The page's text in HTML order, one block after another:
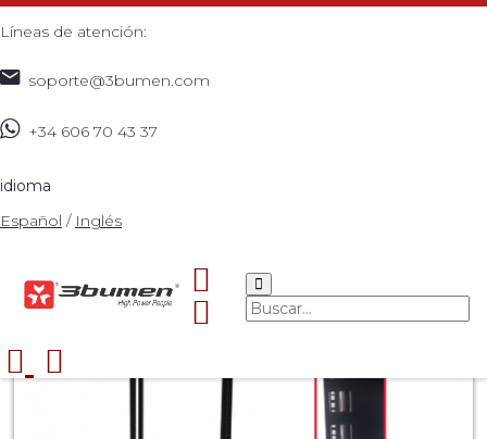
Líneas de atención:
soporte@3bumen.com
+34 606 70 43 37
idioma
Español / Inglés
RACK R0C-42U